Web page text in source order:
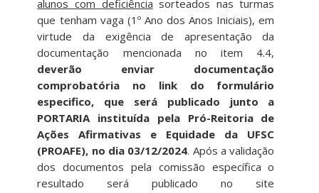
alunos com deficiência sorteados nas turmas
que tenham vaga (1º Ano dos Anos Iniciais), em
virtude da exigência de apresentação da
documentação mencionada no item 4.4,
deverão enviar documentação
comprobatória no link do formulário
especifico, que será publicado junto a
PORTARIA instituída pela Pró-Reitoria de
Ações Afirmativas e Equidade da UFSC
(PROAFE), no dia 03/12/2024. Após a validação
dos documentos pela comissão específica o
resultado será publicado no site